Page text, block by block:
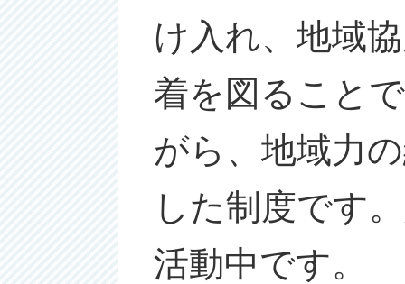
け入れ、地域
着を図ること
がら、地域力
した制度です
活動中です。